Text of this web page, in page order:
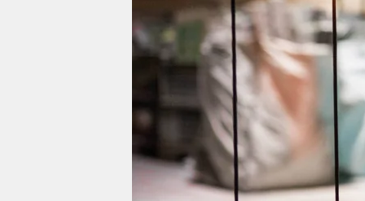
wahrheit
verlag
veranstaltungen
fragen & hilfe